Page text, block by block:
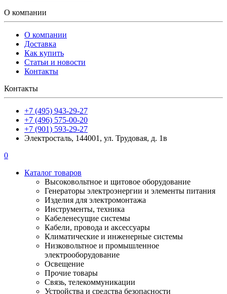
О компании
О компании
Доставка
Как купить
Статьи и новости
Контакты
Контакты
+7 (495) 943-29-27
+7 (496) 575-00-20
+7 (901) 593-29-27
Электросталь, 144001, ул. Трудовая, д. 1в
0
Каталог товаров
Высоковольтное и щитовое оборудование
Генераторы электроэнергии и элементы питания
Изделия для электромонтажа
Инструменты, техника
Кабеленесущие системы
Кабели, провода и аксессуары
Климатические и инженерные системы
Низковольтное и промышленное
электрооборудование
Освещение
Прочие товары
Связь, телекоммуникации
Устройства и средства безопасности